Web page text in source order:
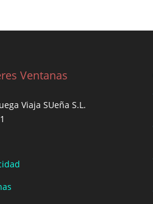
Ventanas
Viaja SUeña S.L.